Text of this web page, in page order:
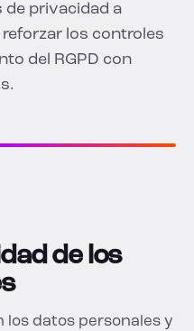
de privacidad a
los controles
del RGPD con
de los
los datos personales y